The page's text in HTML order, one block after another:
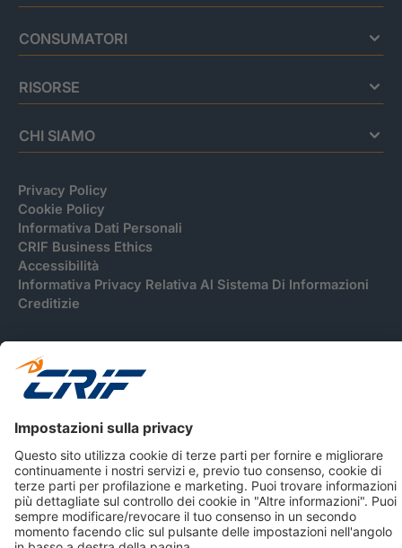
CONSUMATORI
RISORSE
CHI SIAMO
Privacy Policy
Cookie Policy
Informativa Dati Personali
CRIF Business Ethics
Accessibilità
Informativa Privacy Relativa Al Sistema Di Informazioni
Creditizie
© 2026 CRIF S.p.A. Tutti i diritti riservati.
sottoscritto € 51.941.235,00 di cui versato € 51.806.190,00 |
Società soggetta all'attività di direzione e coordinamento di
CRIBIS Holding S.r.l., Società con unico socio
Società con Sistema di Gestione Certificato da DNV ISO 9001,
ISO 45001, ISO/IEC 27001, ISO14001